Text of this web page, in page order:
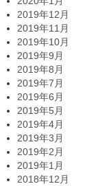
2019年12月
2019年11月
2019年10月
2019年9月
2019年8月
2019年7月
2019年6月
2019年5月
2019年4月
2019年3月
2019年2月
2019年1月
2018年12月